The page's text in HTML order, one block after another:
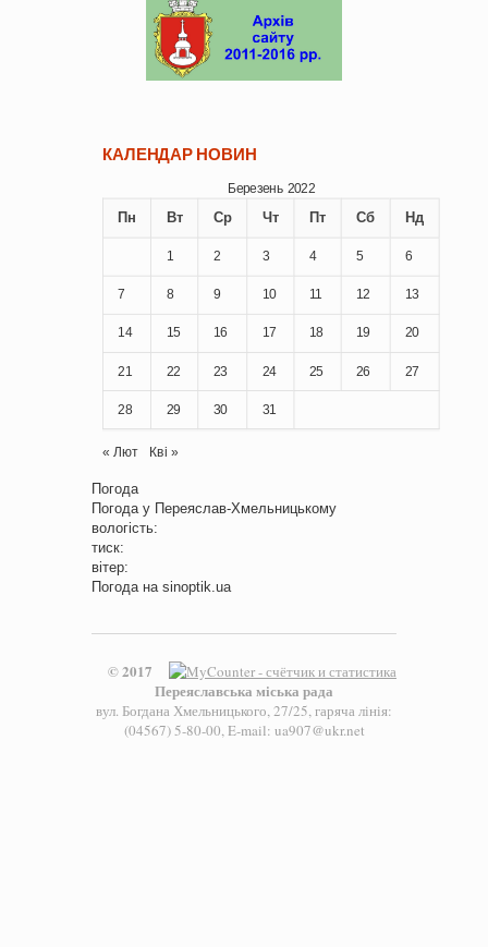
КАЛЕНДАР НОВИН
Березень 2022
Пн Вт Ср Чт Пт Сб Нд
1 2 3 4 5 6
7 8 9 10 11 12 13
14 15 16 17 18 19 20
21 22 23 24 25 26 27
28 29 30 31
« Лют Кві »
Погода
Погода у Переяслав-Хмельницькому
вологість:
тиск:
вітер:
Погода на sinoptik.ua
© 2017
Переяславська міська рада
вул. Богдана Хмельницького, 27/25, гаряча лінія:
(04567) 5-80-00, E-mail: ua907@ukr.net